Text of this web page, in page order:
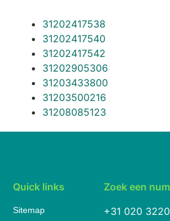
31202417538
31202417540
31202417542
31202905306
31203433800
31203500216
31208085123
Quick links
Sitemap
Zoek een
+31 020